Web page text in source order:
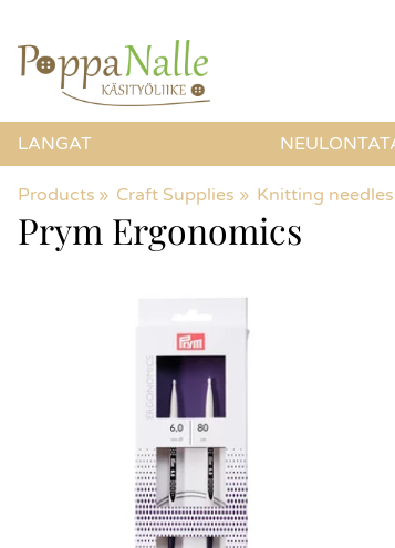
LANGAT
Products ‪» Craft Supplies ‪» Knitting needles
Prym Ergonomics